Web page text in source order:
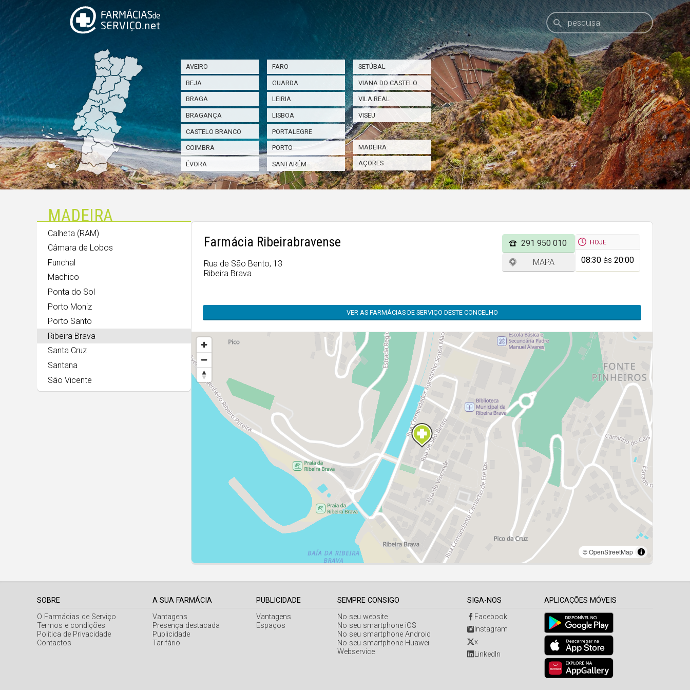
AVEIRO
BEJA
BRAGA
BRAGANÇA
CASTELO BRANCO
COIMBRA
ÉVORA
FARO
GUARDA
LEIRIA
LISBOA
PORTALEGRE
PORTO
SANTARÉM
SETÚBAL
VIANA DO CASTELO
VILA REAL
VISEU
MADEIRA
AÇORES
MADEIRA
Calheta (RAM)
Câmara de Lobos
Funchal
Machico
Ponta do Sol
Porto Moniz
Porto Santo
Ribeira Brava
Santa Cruz
Santana
São Vicente
Farmácia Ribeirabravense
Rua de São Bento, 13
Ribeira Brava
291 950 010
MAPA
HOJE
08:30às 20:00
VER AS FARMÁCIAS DE SERVIÇO DESTE CONCELHO
SOBRE
O Farmácias de Serviço
Termos e condições
Política de Privacidade
Contactos
A SUA FARMÁCIA
Vantagens
Presença destacada
Publicidade
Tarifário
PUBLICIDADE
Vantagens
Espaços
SEMPRE CONSIGO
No seu website
No seu smartphone iOS
No seu smartphone Android
No seu smartphone Huawei
Webservice
SIGA-NOS
Facebook
Instagram
x
LinkedIn
APLICAÇÕES MÓVEIS